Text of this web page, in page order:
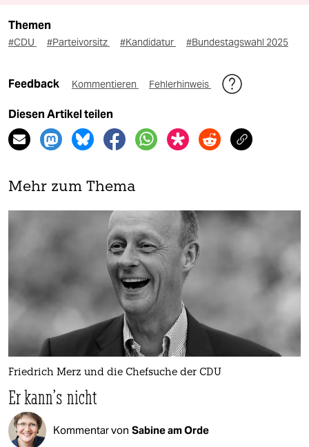
Themen
#CDU #Parteivorsitz #Kandidatur #Bundestagswahl 2025
Feedback Kommentieren Fehlerhinweis
Diesen Artikel teilen
Mehr zum Thema
Friedrich Merz und die Chefsuche der CDU
Er kann’s nicht
Kommentar von Sabine am Orde